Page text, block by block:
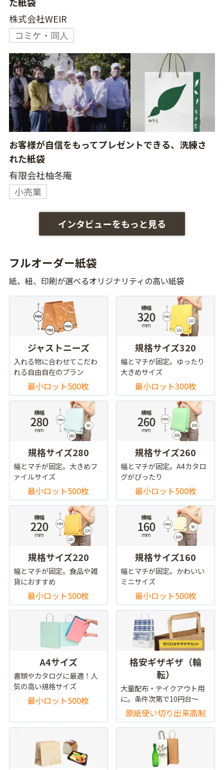
株式会社WEIR
コミケ・同人
お客様が自信をもってプレゼントできる、洗練さ
れた紙袋
有限会社柚冬庵
小売業
インタビューをもっと見る
フルオーダー紙袋
紙、紐、印刷が選べるオリジナリティの高い紙袋
ジャストニーズ
入れる物に合わせてこだわ
れる自由自在のプラン
最小ロット500枚
規格サイズ320
幅とマチが固定。ゆったり
大きめサイズ
最小ロット300枚
規格サイズ280
幅とマチが固定。大きめフ
ァイルサイズ
最小ロット500枚
規格サイズ260
幅とマチが固定。A4カタロ
グがぴったり
最小ロット500枚
規格サイズ220
幅とマチが固定。食品や雑
貨におすすめ
最小ロット500枚
規格サイズ160
幅とマチが固定。かわいい
ミニサイズ
最小ロット500枚
A4サイズ
書類やカタログに最適！人
気の高い規格サイズ
最小ロット500枚
格安ギザギザ（輪
転）
大量配布・テイクアウト用
に。条件次第で10円台～
原紙使い切り出来高制